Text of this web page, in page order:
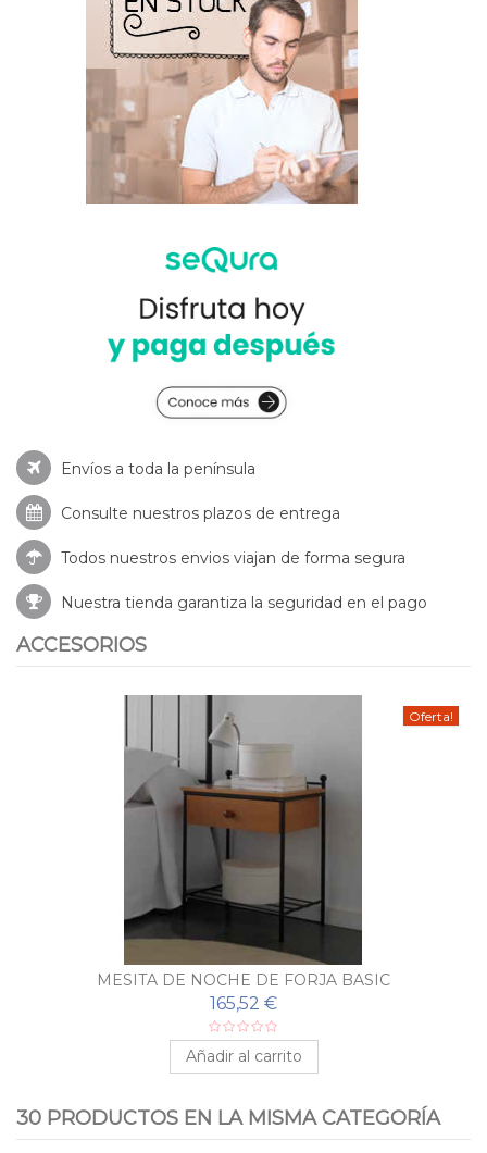
Envíos a toda la península
Consulte nuestros plazos de entrega
Todos nuestros envios viajan de forma segura
Nuestra tienda garantiza la seguridad en el pago
ACCESORIOS
Oferta!
MESITA DE NOCHE DE FORJA BASIC
165,52 €
Añadir al carrito
30 PRODUCTOS EN LA MISMA CATEGORÍA